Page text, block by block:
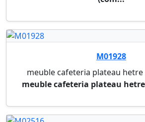
cafe
36 pastilles a cafe senseo
775517
cafe
36 pastilles a cafe